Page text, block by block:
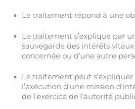
Le traitement répond à une
Le traitement s’explique par
sauvegarde des intérêts
concernée ou d’une autre
Le traitement peut
l’exécution d’une mission
de l’exercice de l’autorité